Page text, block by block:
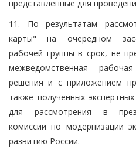
представленные для
11. По результатам
карты" на очередном
рабочей группы в срок, не
межведомственная
решения и с приложением
также полученных
для рассмотрения в
комиссии по модернизации
развитию России.